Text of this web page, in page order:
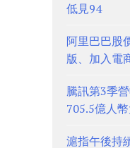
低見94
阿里巴巴股
版、加入電
騰訊第3季
705.5億人
滬指午後持